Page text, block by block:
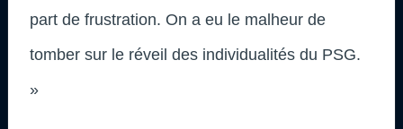
part de frustration. On a eu le malheur de
tomber sur le réveil des individualités du PSG.
»